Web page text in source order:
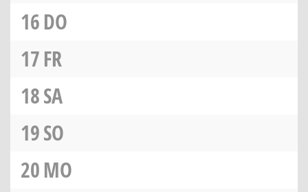
16DO
17FR
18SA
19SO
20MO